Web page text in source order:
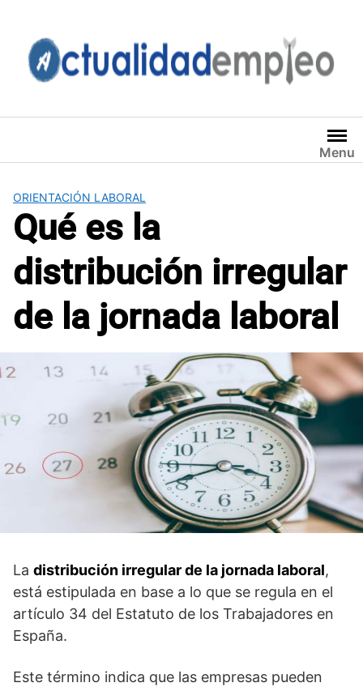
contenido
Menu
ORIENTACIÓN LABORAL
Qué es la
distribución irregular
de la jornada laboral
La distribución irregular de la jornada laboral,
está estipulada en base a lo que se regula en el
artículo 34 del Estatuto de los Trabajadores en
España.
Este término indica que las empresas pueden